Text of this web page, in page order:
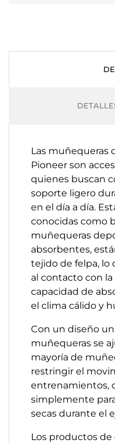
Las muñequeras
Pioneer son
quienes buscan
soporte ligero
en el día a día.
conocidas como
muñequeras
absorbentes,
tejido de felpa, lo
al contacto con
capacidad de
el clima cálido y
Con un diseño
muñequeras se
mayoría de
restringir el
entrenamientos,
simplemente
secas durante el
Los productos de